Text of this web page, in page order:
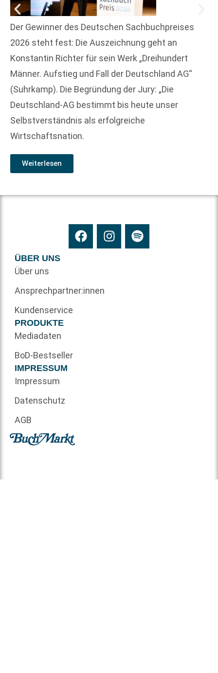
Der Gewinner des Deutschen Sachbuchpreises
2026 steht fest: Die Auszeichnung geht an
Konstantin Richter für sein Werk „Dreihundert
Männer. Aufstieg und Fall der Deutschland AG“
(Suhrkamp). Die Begründung der Jury: „Die
Deutschland-AG bestimmt bis heute unser
Selbstverständnis als erfolgreiche
Wirtschaftsnation.
Weiterlesen
ÜBER UNS
Über uns
Ansprechpartner:innen
Kundenservice
PRODUKTE
Mediadaten
BoD-Bestseller
IMPRESSUM
Impressum
Datenschutz
AGB